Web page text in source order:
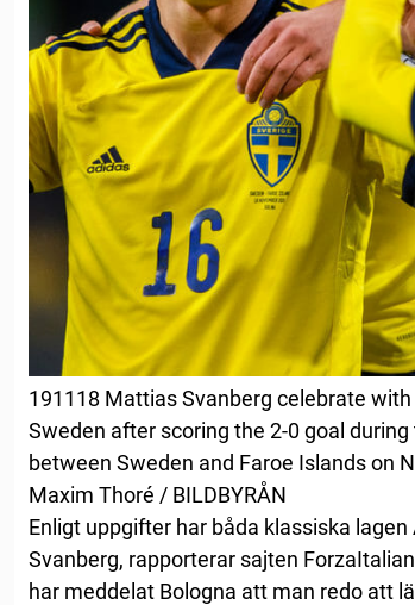
191118 Mattias Svanberg celebrate
Sweden after scoring the 2-0 goal
between Sweden and Faroe Islands on
Maxim Thoré / BILDBYRÅN
Enligt uppgifter har båda klassiska
Svanberg, rapporterar sajten
har meddelat Bologna att man redo att